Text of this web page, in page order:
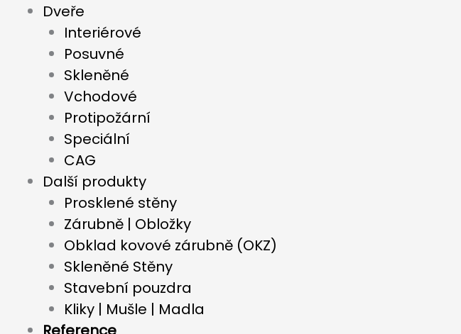
Dveře
Interiérové
Posuvné
Skleněné
Vchodové
Protipožární
Speciální
CAG
Další produkty
Prosklené stěny
Zárubně | Obložky
Obklad kovové zárubně (OKZ)
Skleněné Stěny
Stavební pouzdra
Kliky | Mušle | Madla